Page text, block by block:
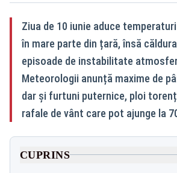
Ziua de 10 iunie aduce
în mare parte din țară, însă
episoade de instabilitate
Meteorologii anunță maxime de
dar și furtuni puternice, ploi
rafale de vânt care pot ajunge la
CUPRINS